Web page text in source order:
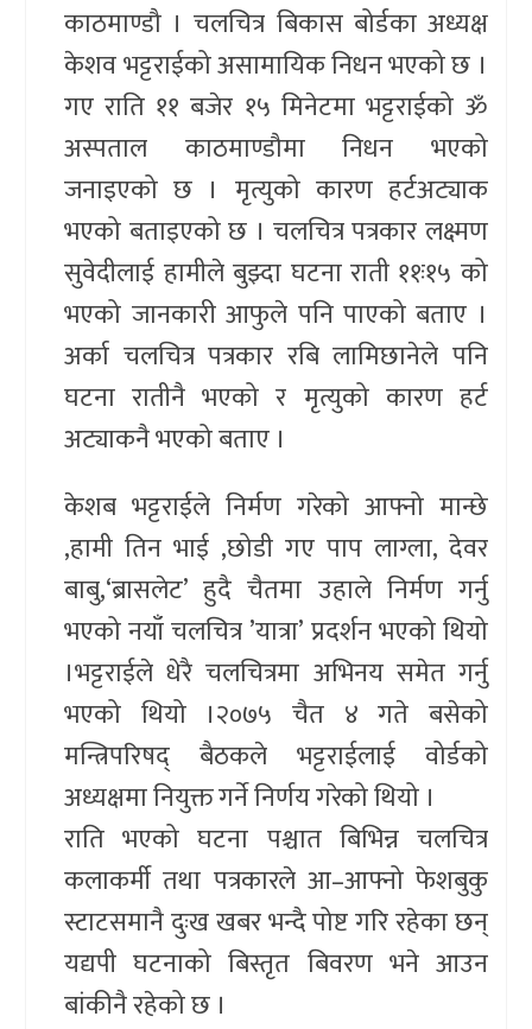
स्वास्थ्य/
रोचक
अन्तर्वार्ता
काठमाण्डौ । चलचित्र बिकास बोर्डका अध्यक्ष
केशव भट्टराईको असामायिक निधन भएको छ ।
गए राति ११ बजेर १५ मिनेटमा भट्टराईको ॐ
अस्पताल काठमाण्डौमा निधन भएको
जनाइएको छ । मृत्युको कारण हर्टअट्याक
भएको बताइएको छ । चलचित्र पत्रकार लक्ष्मण
सुवेदीलाई हामीले बुझ्दा घटना राती ११ः१५ को
भएको जानकारी आफुले पनि पाएको बताए ।
अर्का चलचित्र पत्रकार रबि लामिछानेले पनि
घटना रातीनै भएको र मृत्युको कारण हर्ट
अट्याकनै भएको बताए ।
केशब भट्टराईले निर्मण गरेको आफ्नो मान्छे
,हामी तिन भाई ,छोडी गए पाप लाग्ला, देवर
बाबु,‘ब्रासलेट’ हुदै चैतमा उहाले निर्मण गर्नु
भएको नयाँ चलचित्र ’यात्रा’ प्रदर्शन भएको थियो
।भट्टराईले धेरै चलचित्रमा अभिनय समेत गर्नु
भएको थियो ।२०७५ चैत ४ गते बसेको
मन्त्रिपरिषद् बैठकले भट्टराईलाई वोर्डको
अध्यक्षमा नियुक्त गर्ने निर्णय गरेको थियो ।
राति भएको घटना पश्चात बिभिन्न चलचित्र
कलाकर्मी तथा पत्रकारले आ–आफ्नो फेशबुकु
स्टाटसमानै दुःख खबर भन्दै पोष्ट गरि रहेका छन्
यद्यपी घटनाको बिस्तृत बिवरण भने आउन
बांकीनै रहेको छ ।